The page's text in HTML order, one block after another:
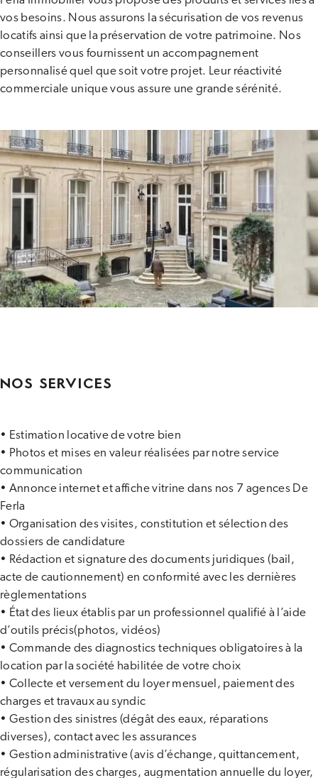
vos besoins. Nous assurons la sécurisation de vos revenus
locatifs ainsi que la préservation de votre patrimoine. Nos
conseillers vous fournissent un accompagnement
personnalisé quel que soit votre projet. Leur réactivité
commerciale unique vous assure une grande sérénité.
NOS SERVICES
• Estimation locative de votre bien
• Photos et mises en valeur réalisées par notre service
communication
• Annonce internet et affiche vitrine dans nos 7 agences De
Ferla
• Organisation des visites, constitution et sélection des
dossiers de candidature
• Rédaction et signature des documents juridiques (bail,
acte de cautionnement) en conformité avec les dernières
règlementations
• État des lieux établis par un professionnel qualifié à l’aide
d’outils précis(photos, vidéos)
• Commande des diagnostics techniques obligatoires à la
location par la société habilitée de votre choix
• Collecte et versement du loyer mensuel, paiement des
charges et travaux au syndic
• Gestion des sinistres (dégât des eaux, réparations
diverses), contact avec les assurances
• Gestion administrative (avis d’échange, quittancement,
régularisation des charges, augmentation annuelle du loyer,